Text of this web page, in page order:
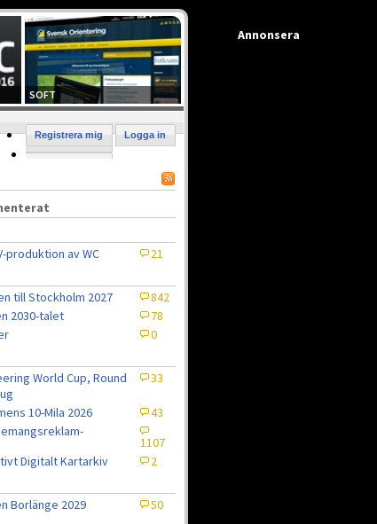
SOFT
Logga in
Registrera mig
produktion av WC 21
till Stockholm 2027
842
2030-talet
78
0
World Cup, Round
33
10-Mila 2026
43
1107
Digitalt Kartarkiv 2
Borlänge 2029 50
Annonsera